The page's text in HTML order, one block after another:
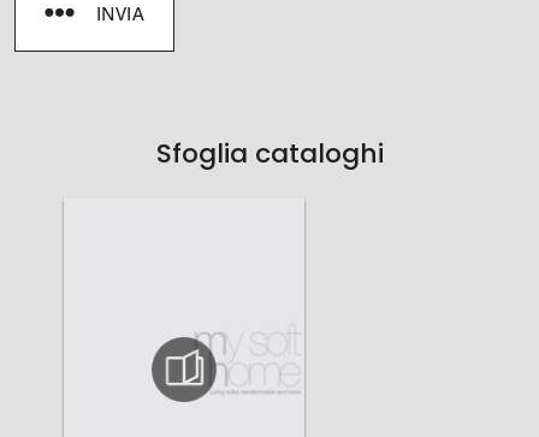
Sfoglia cataloghi
INVIA